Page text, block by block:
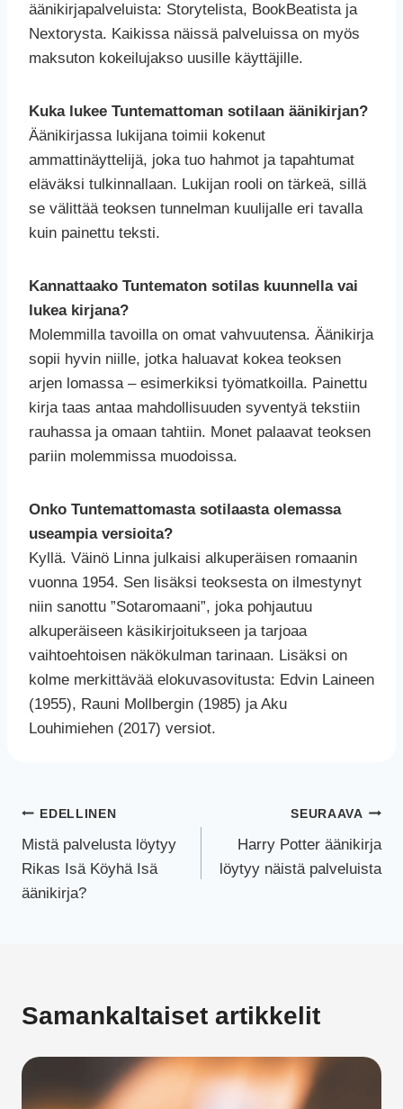
äänikirjapalveluista: Storytelista, BookBeatista ja
Nextorysta. Kaikissa näissä palveluissa on myös
maksuton kokeilujakso uusille käyttäjille.
Kuka lukee Tuntemattoman sotilaan äänikirjan?
Äänikirjassa lukijana toimii kokenut
ammattinäyttelijä, joka tuo hahmot ja tapahtumat
eläväksi tulkinnallaan. Lukijan rooli on tärkeä, sillä
se välittää teoksen tunnelman kuulijalle eri tavalla
kuin painettu teksti.
Kannattaako Tuntematon sotilas kuunnella vai
lukea kirjana?
Molemmilla tavoilla on omat vahvuutensa. Äänikirja
sopii hyvin niille, jotka haluavat kokea teoksen
arjen lomassa – esimerkiksi työmatkoilla. Painettu
kirja taas antaa mahdollisuuden syventyä tekstiin
rauhassa ja omaan tahtiin. Monet palaavat teoksen
pariin molemmissa muodoissa.
Onko Tuntemattomasta sotilaasta olemassa
useampia versioita?
Kyllä. Väinö Linna julkaisi alkuperäisen romaanin
vuonna 1954. Sen lisäksi teoksesta on ilmestynyt
niin sanottu ”Sotaromaani”, joka pohjautuu
alkuperäiseen käsikirjoitukseen ja tarjoaa
vaihtoehtoisen näkökulman tarinaan. Lisäksi on
kolme merkittävää elokuvasovitusta: Edvin Laineen
(1955), Rauni Mollbergin (1985) ja Aku
Louhimiehen (2017) versiot.
Artikkelien
selaus
EDELLINEN
Mistä palvelusta löytyy
Rikas Isä Köyhä Isä
äänikirja?
SEURAAVA
Harry Potter äänikirja
löytyy näistä palveluista
Samankaltaiset artikkelit